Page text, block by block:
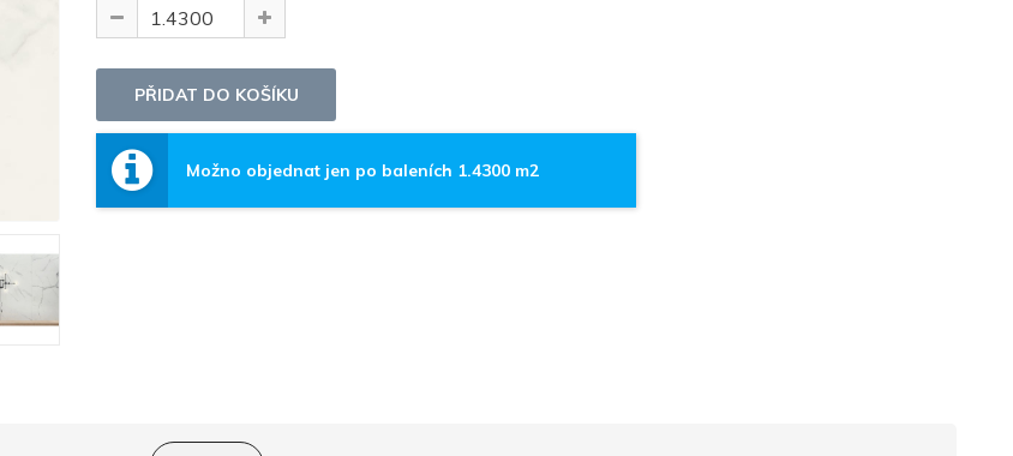
Možno objednat jen po baleních 1.4300 m2